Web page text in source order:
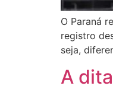
O Paraná
registro
seja,
A